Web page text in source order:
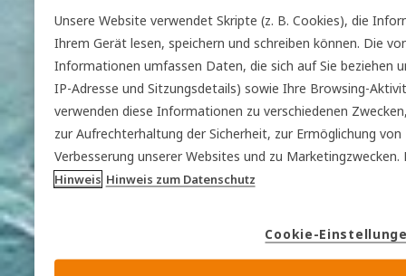
Unsere Website verwendet Skripte (z. B. Cookies), die
Ihrem Gerät lesen, speichern und schreiben können. Die
Informationen umfassen Daten, die sich auf Sie beziehen
IP-Adresse und Sitzungsdetails) sowie Ihre Browsing-
verwenden diese Informationen zu verschiedenen
zur Aufrechterhaltung der Sicherheit, zur Ermöglichung
Verbesserung unserer Websites und zu Marketingzwecken.
Hinweis Hinweis zum Datenschutz
Cookie-